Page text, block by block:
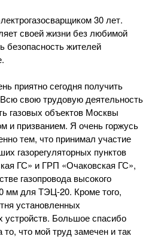
30 лет.
своей жизни без любимой
безопасность жителей
приятно сегодня получить
свою трудовую деятельность
газовых объектов Москвы
и призванием. Я очень горжусь
тем, что принимал участие
газорегуляторных пунктов
ГС» и ГРП «Очаковская ГС»,
газопровода высокого
мм для ТЭЦ-20. Кроме того,
установленных
устройств. Большое спасибо
что мой труд замечен и так